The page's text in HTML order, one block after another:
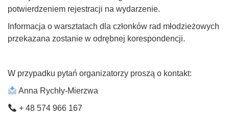
potwierdzeniem rejestracji na wydarzenie.
Informacja o warsztatach dla członków rad młodzieżowych
przekazana zostanie w odrębnej korespondencji.
W przypadku pytań organizatorzy proszą o kontakt:
Anna Rychły-Mierzwa
+ 48 574 966 167